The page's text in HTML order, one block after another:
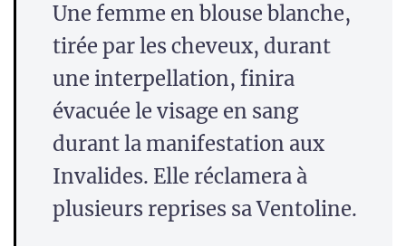
Une femme en blouse blanche,
tirée par les cheveux, durant
une interpellation, finira
évacuée le visage en sang
durant la manifestation aux
Invalides. Elle réclamera à
plusieurs reprises sa Ventoline.